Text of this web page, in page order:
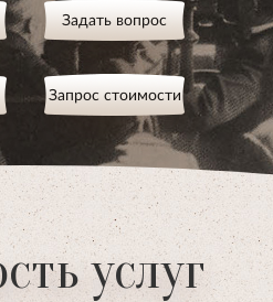
Задать вопрос
Запрос стоимости
услуг